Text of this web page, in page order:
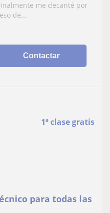
me decanté por
de...
Contactar
1ª clase gratis
para todas las